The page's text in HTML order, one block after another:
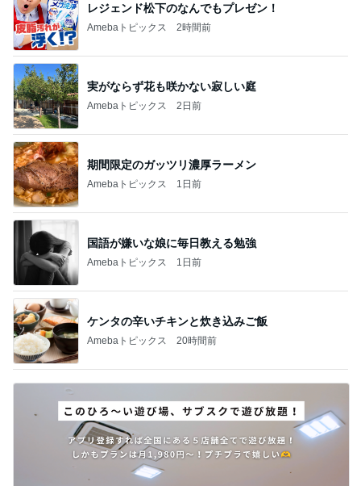
レジェンド松下のなんでもプレゼン！
Amebaトピックス 2時間前
実がならず花も咲かない寂しい庭
Amebaトピックス 2日前
期間限定のガッツリ濃厚ラーメン
Amebaトピックス 1日前
国語が嫌いな娘に毎日教える勉強
Amebaトピックス 1日前
ケンタの辛いチキンと炊き込みご飯
Amebaトピックス 20時間前